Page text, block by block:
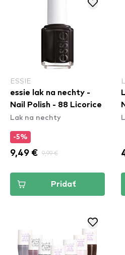
ESSIE
essie lak na nechty -
Nail Polish - 88 Licorice
Lak na nechty
-5%
9,49 € 9,99 €
Pridať